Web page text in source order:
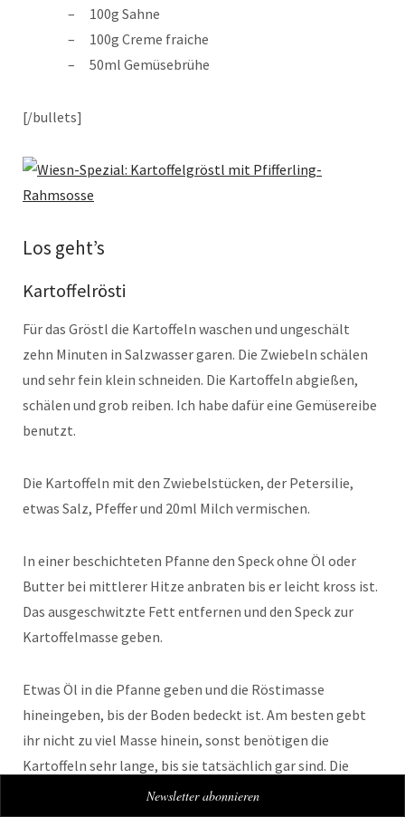
100g Sahne
100g Creme fraiche
50ml Gemüsebrühe
[/bullets]
Los geht’s
Kartoffelrösti
Für das Gröstl die Kartoffeln waschen und ungeschält
zehn Minuten in Salzwasser garen. Die Zwiebeln schälen
und sehr fein klein schneiden. Die Kartoffeln abgießen,
schälen und grob reiben. Ich habe dafür eine Gemüsereibe
benutzt.
Die Kartoffeln mit den Zwiebelstücken, der Petersilie,
etwas Salz, Pfeffer und 20ml Milch vermischen.
In einer beschichteten Pfanne den Speck ohne Öl oder
Butter bei mittlerer Hitze anbraten bis er leicht kross ist.
Das ausgeschwitzte Fett entfernen und den Speck zur
Kartoffelmasse geben.
Etwas Öl in die Pfanne geben und die Röstimasse
hineingeben, bis der Boden bedeckt ist. Am besten gebt
ihr nicht zu viel Masse hinein, sonst benötigen die
Kartoffeln sehr lange, bis sie tatsächlich gar sind. Die
Kartoffeln etwas andrücken und bei kleiner Hitze 20
Newsletter abonnieren